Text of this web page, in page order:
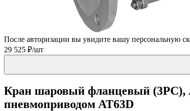
После авторизации вы увидите вашу персональную
29 525 ₽/шт
Кран шаровый фланцевый (3PC),
пневмоприводом AT63D